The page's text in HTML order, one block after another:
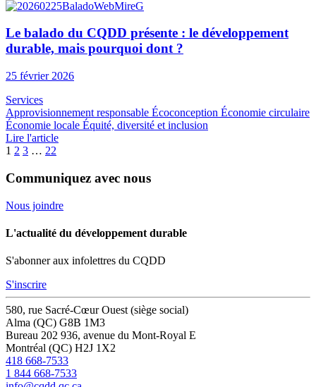
Le balado du CQDD présente : le développement
durable, mais pourquoi dont ?
25 février 2026
Services
Approvisionnement responsable Écoconception Économie circulaire
Économie locale Équité, diversité et inclusion
Lire l'article
1 2 3 … 22
Communiquez avec nous
Nous joindre
L'actualité du développement durable
S'abonner aux infolettres du CQDD
S'inscrire
580, rue Sacré-Cœur Ouest (siège social)
Alma (QC) G8B 1M3
Bureau 202 936, avenue du Mont-Royal E
Montréal (QC) H2J 1X2
418 668-7533
1 844 668-7533